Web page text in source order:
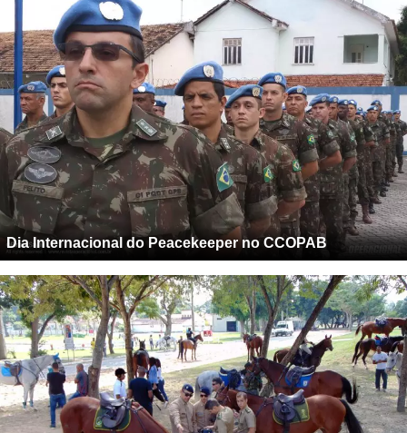
Dia Internacional do Peacekeeper no CCOPAB